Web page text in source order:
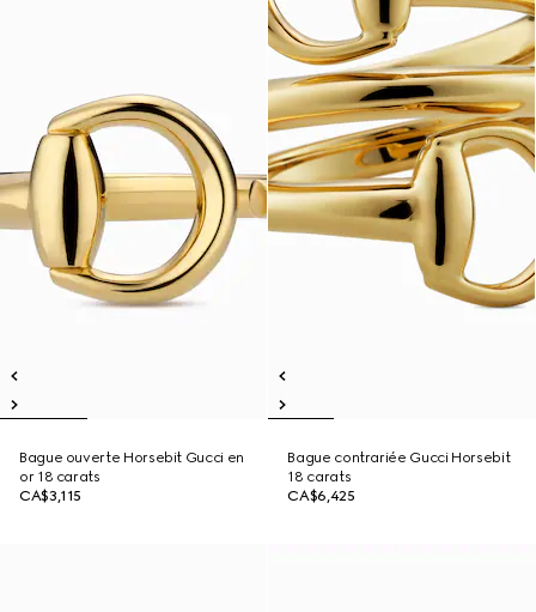
Bague ouverte Horsebit Gucci en
or 18 carats
CA$3,115
Bague contrariée Gucci Horsebit
18 carats
CA$6,425